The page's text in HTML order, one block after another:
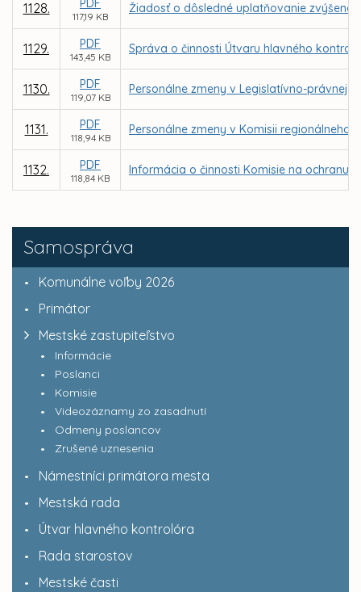
Samospráva
Komunálne voľby 2026
Primátor
Mestské zastupiteľstvo
Informácie
Poslanci
Komisie
Videozáznamy zo zasadnutí
Odmeny poslancov
Zrušené uznesenia
Námestníci primátora mesta
Mestská rada
Útvar hlavného kontrolóra
Rada starostov
Mestské časti
1128. PDF
117,19 KB
Žiadosť o dôsledné uplatňovanie
1129. PDF
143,45 KB
Správa o činnosti Útvaru hlavného
1130. PDF
119,07 KB
Personálne zmeny v Legislatívno-právnej
1131. PDF
118,94 KB
Personálne zmeny v Komisii regionálneho
1132. PDF
118,84 KB
Informácia o činnosti Komisie na ochranu